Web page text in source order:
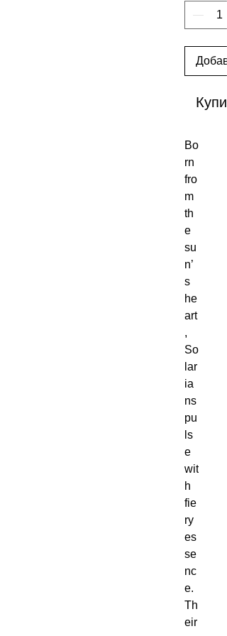
Bo
rn
fro
m
th
e
su
n’
s
he
art
,
So
lar
ia
ns
pu
ls
e
wit
h
fie
ry
es
se
nc
e.
Th
eir